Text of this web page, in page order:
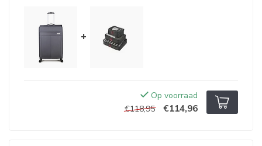
+
Op voorraad
€118,95
€114,96